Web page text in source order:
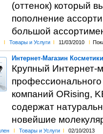
(оттенок) который
пополнение
большой
l Товары и Услуги l 11/03/2010 l
Интернет-Магазин
Крупный Интернет-
компаний ORising,
содержат
новейшие
l Товары и Услуги l 02/10/2013